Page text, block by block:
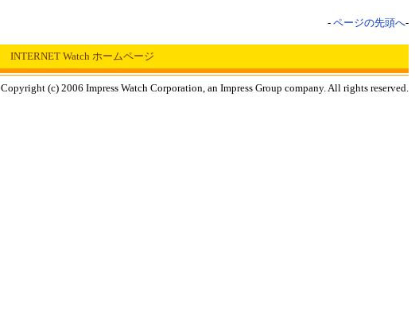
- ページの先頭へ-
INTERNET Watch ホームページ
Copyright (c) 2006 Impress Watch Corporation, an Impress Group company. All rights reserved.